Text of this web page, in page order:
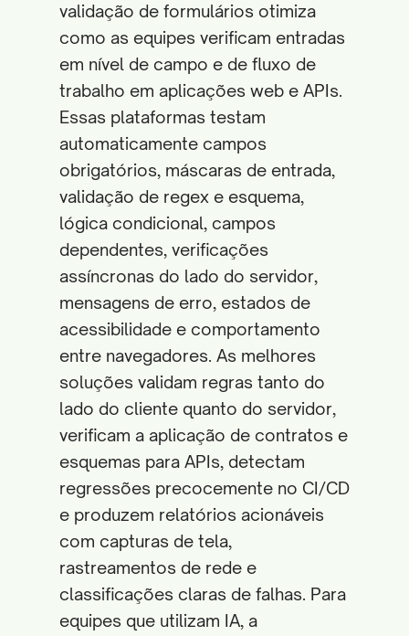
validação de formulários otimiza
como as equipes verificam entradas
em nível de campo e de fluxo de
trabalho em aplicações web e APIs.
Essas plataformas testam
automaticamente campos
obrigatórios, máscaras de entrada,
validação de regex e esquema,
lógica condicional, campos
dependentes, verificações
assíncronas do lado do servidor,
mensagens de erro, estados de
acessibilidade e comportamento
entre navegadores. As melhores
soluções validam regras tanto do
lado do cliente quanto do servidor,
verificam a aplicação de contratos e
esquemas para APIs, detectam
regressões precocemente no CI/CD
e produzem relatórios acionáveis
com capturas de tela,
rastreamentos de rede e
classificações claras de falhas. Para
equipes que utilizam IA, a